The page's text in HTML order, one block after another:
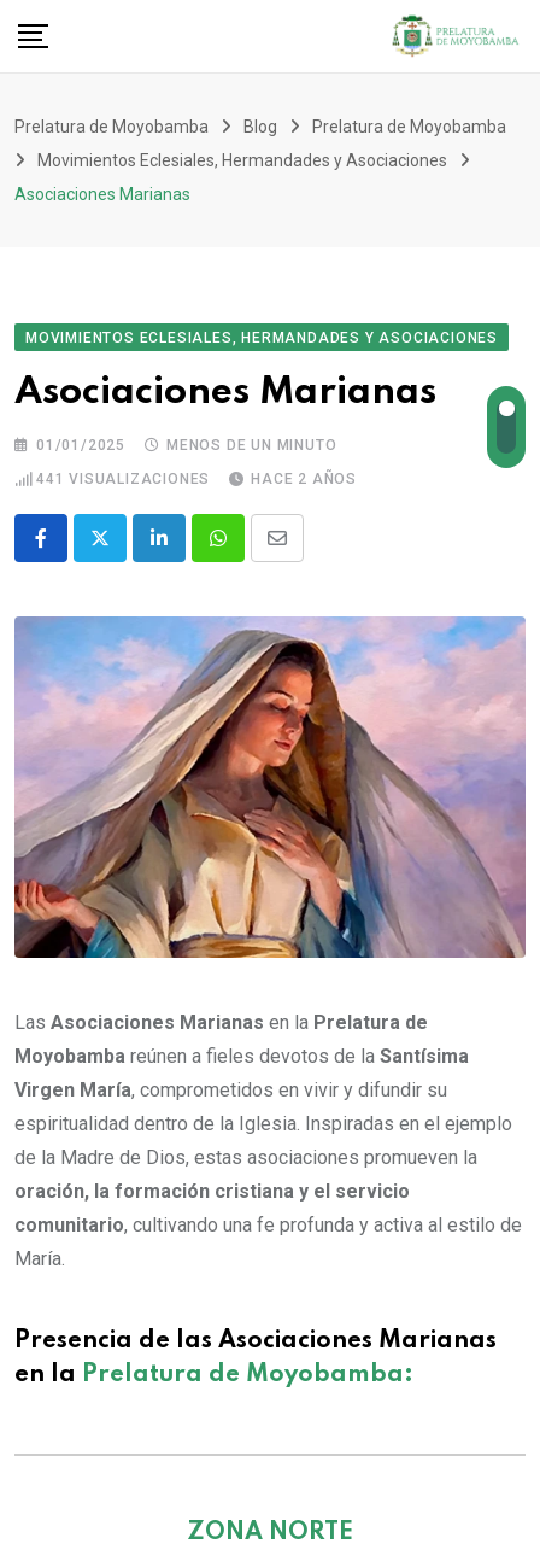
Prelatura de Moyobamba Blog
Prelatura de Moyobamba
Movimientos Eclesiales, Hermandades y Asociaciones
Asociaciones Marianas
MOVIMIENTOS ECLESIALES, HERMANDADES Y ASOCIACIONES
Asociaciones Marianas
01/01/2025
MENOS DE UN MINUTO
441 VISUALIZACIONES HACE 2 AÑOS
Las Asociaciones Marianas en la Prelatura de
Moyobamba reúnen a fieles devotos de la Santísima
Virgen María, comprometidos en vivir y difundir su
espiritualidad dentro de la Iglesia. Inspiradas en el ejemplo
de la Madre de Dios, estas asociaciones promueven la
oración, la formación cristiana y el servicio
comunitario, cultivando una fe profunda y activa al estilo de
María.
Presencia de las Asociaciones Marianas
en la Prelatura de Moyobamba:
ZONA NORTE